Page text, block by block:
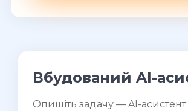
Вбудований AI-
Опишіть задачу — AI-асистент